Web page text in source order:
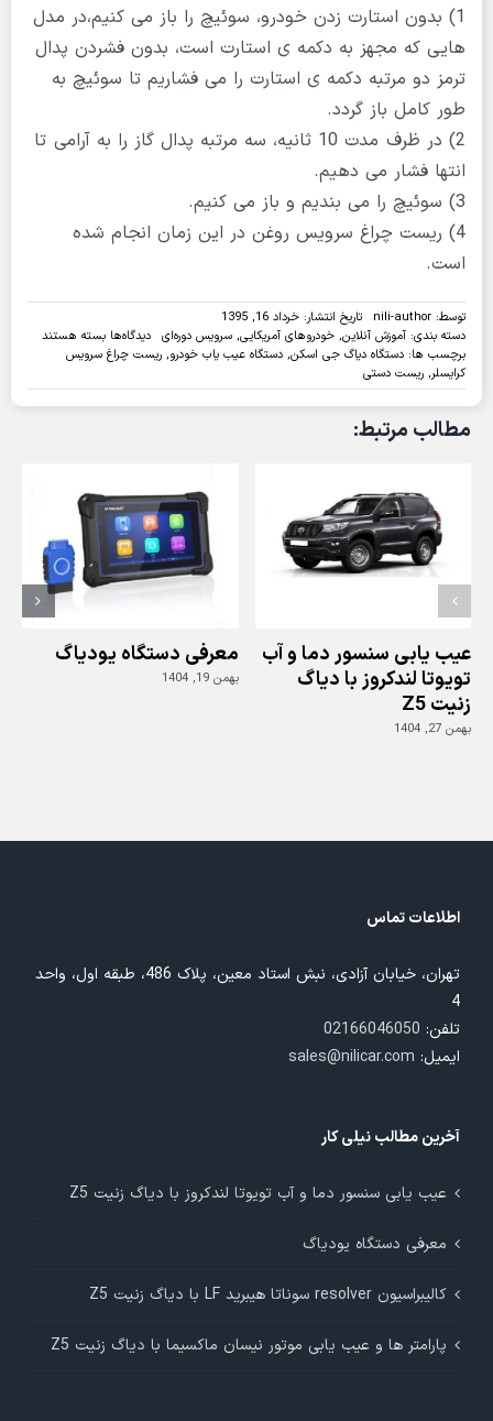
1) بدون استارت زدن خودرو، سوئیچ را باز می کنیم،در مدل
هایی که مجهز به دکمه ی استارت است، بدون فشردن پدال
ترمز دو مرتبه دکمه ی استارت را می فشاریم تا سوئیچ به
طور کامل باز گردد.
2) در ظرف مدت 10 ثانیه، سه مرتبه پدال گاز را به آرامی تا
انتها فشار می دهیم.
3) سوئیچ را می بندیم و باز می کنیم.
4) ریست چراغ سرویس روغن در این زمان انجام شده
است.
توسط: nili-author
تاریخ انتشار: خرداد 16, 1395
دسته بندی: آموزش آنلاین, خودروهای آمریکایی, سرویس دوره‌ای دیدگاه‌ها برای
روش
چراغ
سرویس
بسته هستند
برچسب ها: دستگاه دیاگ جی اسکن, دستگاه عیب یاب خودرو, ریست چراغ سرویس
کرایسلر, ریست دستی
مطالب مرتبط:
عیب یابی سنسور دما و آب
تویوتا لندکروز با دیاگ
زنیت Z5
بهمن 27, 1404
معرفی دستگاه یودیاگ
بهمن 19, 1404
اطلاعات تماس
تهران، خیابان آزادی، نبش استاد معین، پلاک 486، طبقه اول، واحد
4
تلفن: 02166046050
ایمیل: sales@nilicar.com
آخرین مطالب نیلی کار
عیب یابی سنسور دما و آب تویوتا لندکروز با دیاگ زنیت Z5
معرفی دستگاه یودیاگ
کالیبراسیون resolver سوناتا هیبرید LF با دیاگ زنیت Z5
پارامتر ها و عیب یابی موتور نیسان ماکسیما با دیاگ زنیت Z5